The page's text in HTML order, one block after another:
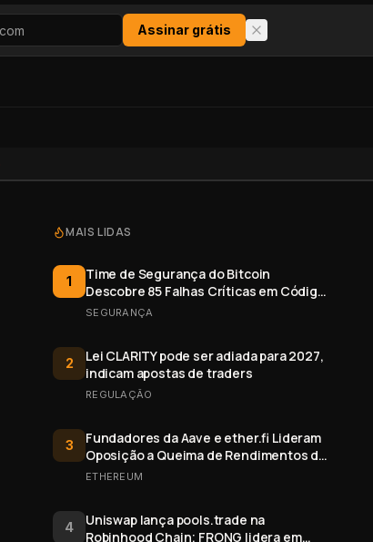
Assinar grátis
MAIS LIDAS
1
Time de Segurança do Bitcoin
Descobre 85 Falhas Críticas em Código
SEGURANÇA
2
Lei CLARITY pode ser adiada para 2027,
indicam apostas de traders
REGULAÇÃO
3
Fundadores da Aave e ether.fi Lideram
Oposição a Queima de Rendimentos de
Staking do Ethereum
ETHEREUM
4
Uniswap lança pools.trade na
Robinhood Chain; FRONG lidera em